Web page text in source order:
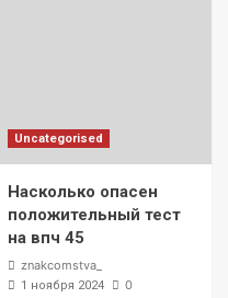
Uncategorised
Насколько опасен
положительный тест
на впч 45
znakcomstva_
1 ноября 2024 0